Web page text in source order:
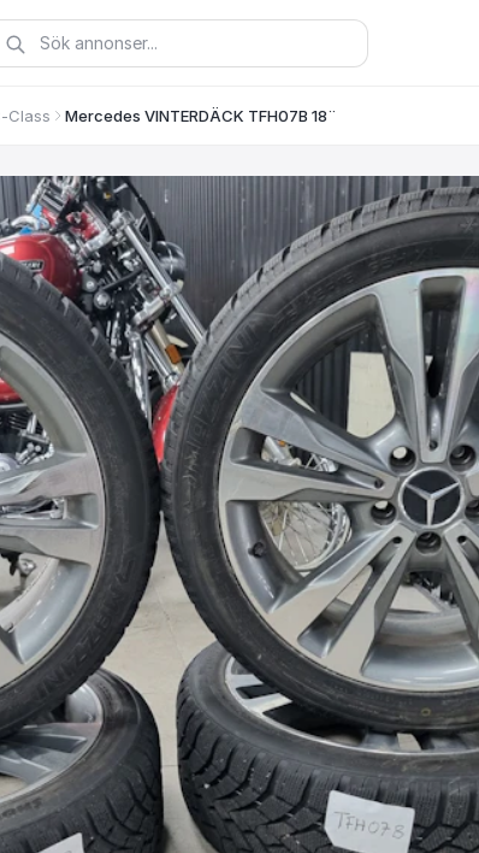
Class Mercedes VINTERDÄCK TFH07B 18¨